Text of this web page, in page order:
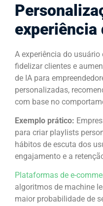
experiência
A experiência do
fidelizar clientes e
de IA para
personalizadas,
com base no
Exemplo prático:
para criar playlists
hábitos de escuta dos
engajamento e a
Plataformas de e-
algoritmos de machine
maior probabilidade de